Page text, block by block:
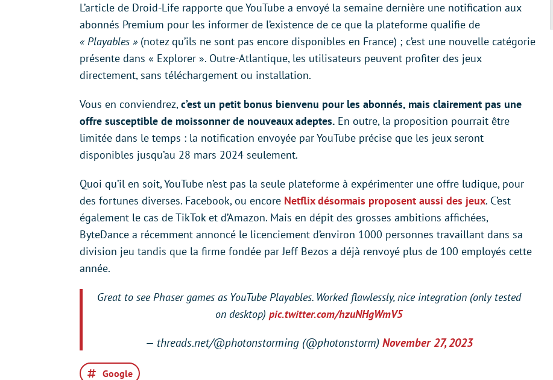
L’article de Droid-Life rapporte que YouTube a envoyé la semaine dernière une notification aux
abonnés Premium pour les informer de l’existence de ce que la plateforme qualifie de
« Playables » (notez qu’ils ne sont pas encore disponibles en France) ; c’est une nouvelle catégorie
présente dans « Explorer ». Outre-Atlantique, les utilisateurs peuvent profiter des jeux
directement, sans téléchargement ou installation.
Vous en conviendrez,c’est un petit bonus bienvenu pour les abonnés, mais clairement pas une
offre susceptible de moissonner de nouveaux adeptes. En outre, la proposition pourrait être
limitée dans le temps : la notification envoyée par YouTube précise que les jeux seront
disponibles jusqu’au 28 mars 2024 seulement.
Quoi qu’il en soit, YouTube n’est pas la seule plateforme à expérimenter une offre ludique, pour
des fortunes diverses. Facebook, ou encore Netflix désormais proposent aussi des jeux. C’est
également le cas de TikTok et d’Amazon. Mais en dépit des grosses ambitions affichées,
ByteDance a récemment annoncé le licenciement d’environ 1000 personnes travaillant dans sa
division jeu tandis que la firme fondée par Jeff Bezos a déjà renvoyé plus de 100 employés cette
année.
Great to see Phaser games as YouTube Playables. Worked flawlessly, nice integration (only tested
on desktop) pic.twitter.com/hzuNHgWmV5
— threads.net/@photonstorming (@photonstorm) November 27, 2023
Google